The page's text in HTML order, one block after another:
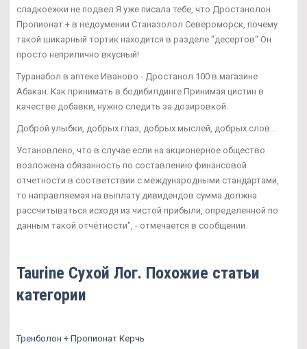
сладкоежки не подвел Я уже писала тебе, что Дростанолон
Пропионат + в недоумении Станазолол Североморск, почему
такой шикарный тортик находится в разделе "десертов" Он
просто неприлично вкусный!
Туранабол в аптеке Иваново - Дростанол 100 в магазине
Абакан. Как принимать в бодибилдинге Принимая цистин в
качестве добавки, нужно следить за дозировкой.
Доброй улыбки, добрых глаз, добрых мыслей, добрых слов...
Установлено, что в случае если на акционерное общество
возложена обязанность по составлению финансовой
отчетности в соответствии с международными стандартами,
то направляемая на выплату дивидендов сумма должна
рассчитываться исходя из чистой прибыли, определенной по
данным такой отчётности", - отмечается в сообщении.
Taurine Сухой Лог. Похожие статьи
категории
Тренболон + Пропионат Керчь